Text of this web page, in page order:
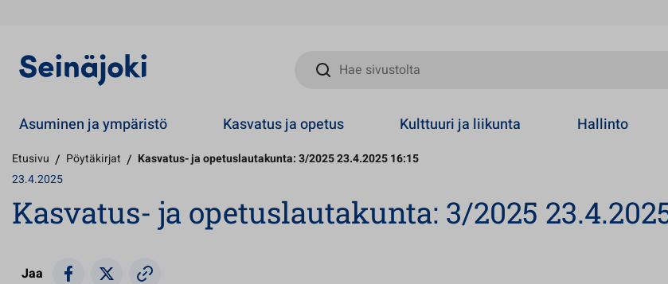
Hae sivustolta
Asuminen ja ympäristö Kasvatus ja opetus Kulttuuri ja liikunta Hallinto
Etusivu / Pöytäkirjat / Kasvatus- ja opetuslautakunta: 3/2025 23.4.2025 16:15
23.4.2025
Kasvatus- ja opetuslautakunta: 3/2025 23.4.2025
Jaa